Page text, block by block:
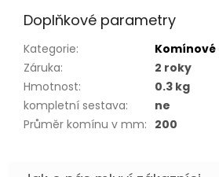
Doplňkové parametry
Kategorie:
Komínové
Záruka:
2 roky
Hmotnost:
0.3 kg
kompletní sestava:
ne
Průměr komínu v mm: 200